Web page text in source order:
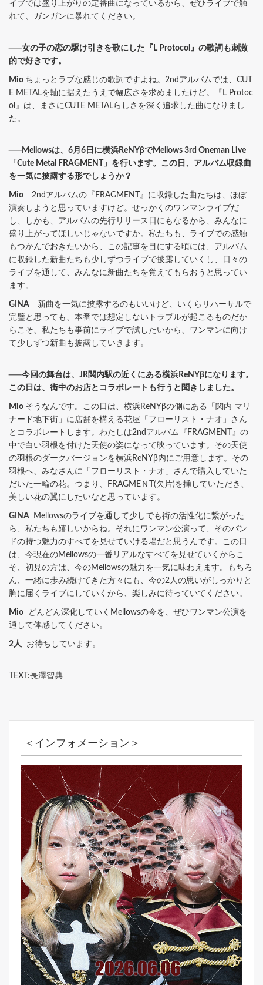
イブでは盛り上がりの定番曲になっているから、ぜひライブで触
れて、ガンガンに暴れてください。
──女の子の恋の駆け引きを歌にした『L Protocol』の歌詞も刺激
的で好きです。
Mio ちょっとラブな感じの歌詞ですよね。2ndアルバムでは、CUT
E METALを軸に据えたうえで幅広さを求めましたけど。『L Protoc
ol』は、まさにCUTE METALらしさを深く追求した曲になりまし
た。
──Mellowsは、6月6日に横浜ReNYβでMellows 3rd Oneman Live
「Cute Metal FRAGMENT」を行います。この日、アルバム収録曲
を一気に披露する形でしょうか？
Mio 2ndアルバムの『FRAGMENT』に収録した曲たちは、ほぼ
演奏しようと思っていますけど。せっかくのワンマンライブだ
し、しかも、アルバムの先行リリース日にもなるから、みんなに
盛り上がってほしいじゃないですか。私たちも、ライブでの感触
もつかんでおきたいから、この記事を目にする頃には、アルバム
に収録した新曲たちも少しずつライブで披露していくし、日々の
ライブを通して、みんなに新曲たちを覚えてもらおうと思ってい
ます。
GINA 新曲を一気に披露するのもいいけど、いくらリハーサルで
完璧と思っても、本番では想定しないトラブルが起こるものだか
らこそ、私たちも事前にライブで試したいから、ワンマンに向け
て少しずつ新曲も披露していきます。
──今回の舞台は、JR関内駅の近くにある横浜ReNYβになります。
この日は、街中のお店とコラボレートも行うと聞きしました。
Mio そうなんです。この日は、横浜ReNYβの側にある「関内 マリ
ナード地下街」に店舗を構える花屋「フローリスト・ナオ」さん
とコラボレートします。わたしは2ndアルバム『FRAGMENT』の
中で白い羽根を付けた天使の姿になって映っています。その天使
の羽根のダークバージョンを横浜ReNYβ内にご用意します。その
羽根へ、みなさんに「フローリスト・ナオ」さんで購入していた
だいた一輪の花。つまり、FRAGMEＮT(欠片)を挿していただき、
美しい花の翼にしたいなと思っています。
GINA
Mellowsのライブを通して少しでも街の活性化に繋がった
ら、私たちも嬉しいからね。それにワンマン公演って、そのバン
ドの持つ魅力のすべてを見せていける場だと思うんです。この日
は、今現在のMellowsの一番リアルなすべてを見せていくからこ
そ、初見の方は、今のMellowsの魅力を一気に味わえます。もちろ
ん、一緒に歩み続けてきた方々にも、今の2人の思いがしっかりと
胸に届くライブにしていくから、楽しみに待っていてください。
Mio どんどん深化していくMellowsの今を、ぜひワンマン公演を
通して体感してください。
2人 お待ちしています。
TEXT:長澤智典
＜インフォメーション＞